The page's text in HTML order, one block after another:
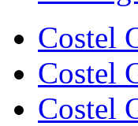
Costel
Costel
Costel